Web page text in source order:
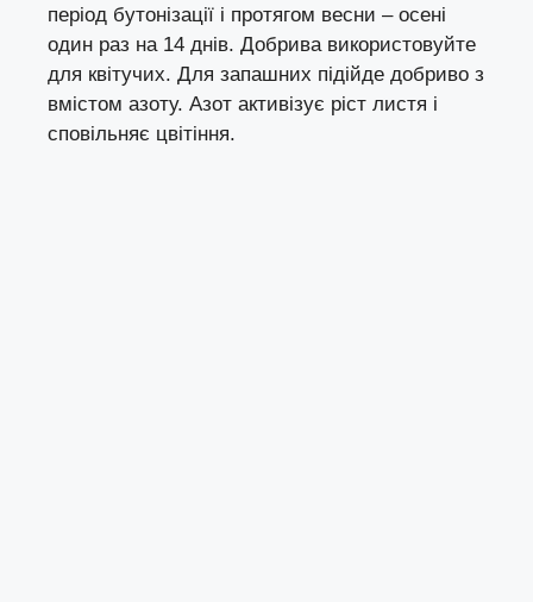
період бутонізації і протягом весни – осені
один раз на 14 днів. Добрива використовуйте
для квітучих. Для запашних підійде добриво з
вмістом азоту. Азот активізує ріст листя і
сповільняє цвітіння.